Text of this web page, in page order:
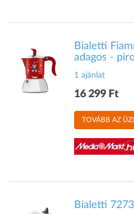
Bialetti
adagos -
1 ajánlat
16 299 Ft
TOVÁBB AZ
Bialetti